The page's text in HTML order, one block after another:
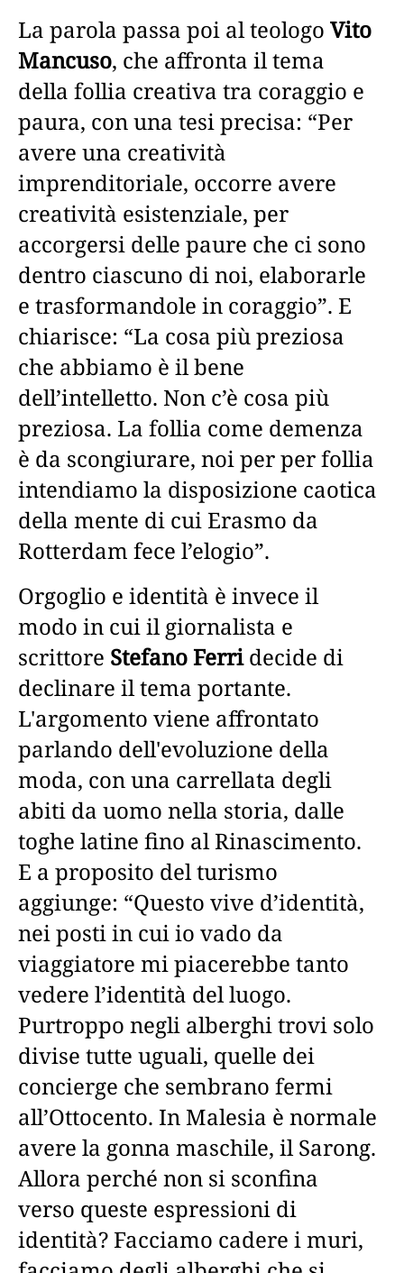
La parola passa poi al teologo Vito
Mancuso, che affronta il tema
della follia creativa tra coraggio e
paura, con una tesi precisa: “Per
avere una creatività
imprenditoriale, occorre avere
creatività esistenziale, per
accorgersi delle paure che ci sono
dentro ciascuno di noi, elaborarle
e trasformandole in coraggio”. E
chiarisce: “La cosa più preziosa
che abbiamo è il bene
dell’intelletto. Non c’è cosa più
preziosa. La follia come demenza
è da scongiurare, noi per per follia
intendiamo la disposizione caotica
della mente di cui Erasmo da
Rotterdam fece l’elogio”.
Orgoglio e identità è invece il
modo in cui il giornalista e
scrittore Stefano Ferridecide di
declinare il tema portante.
L'argomento viene affrontato
parlando dell'evoluzione della
moda, con una carrellata degli
abiti da uomo nella storia, dalle
toghe latine fino al Rinascimento.
E a proposito del turismo
aggiunge: “Questo vive d’identità,
nei posti in cui io vado da
viaggiatore mi piacerebbe tanto
vedere l’identità del luogo.
Purtroppo negli alberghi trovi solo
divise tutte uguali, quelle dei
concierge che sembrano fermi
all’Ottocento. In Malesia è normale
avere la gonna maschile, il Sarong.
Allora perché non si sconfina
verso queste espressioni di
identità? Facciamo cadere i muri,